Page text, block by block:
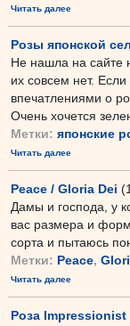
Читать далее
Розы японской
Не нашла на сайте
их совсем нет.
впечатлениями о
Очень хочется
Метки: японские
Читать далее
Peace / Gloria Dei
Дамы и господа, у
вас размера и
сорта и пытаюсь
Метки: Peace,
Читать далее
Роза Impressionist